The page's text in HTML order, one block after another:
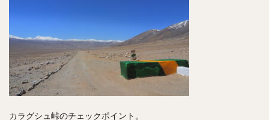
カラグシュ峠のチェックポイント。